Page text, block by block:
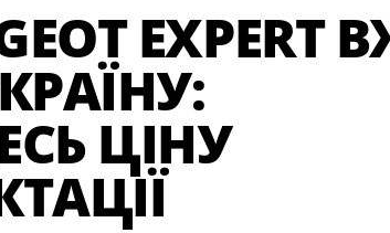
EXPERT
ЦІНУ